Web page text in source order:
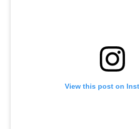
View this post on